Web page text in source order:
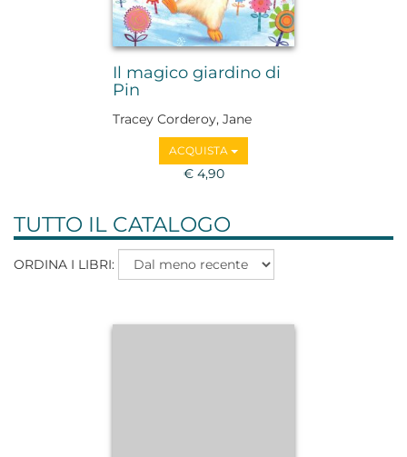
Il magico giardino di
Pin
Tracey Corderoy, Jane
Chapman
ACQUISTA
€ 4,90
TUTTO IL CATALOGO
ORDINA I LIBRI: